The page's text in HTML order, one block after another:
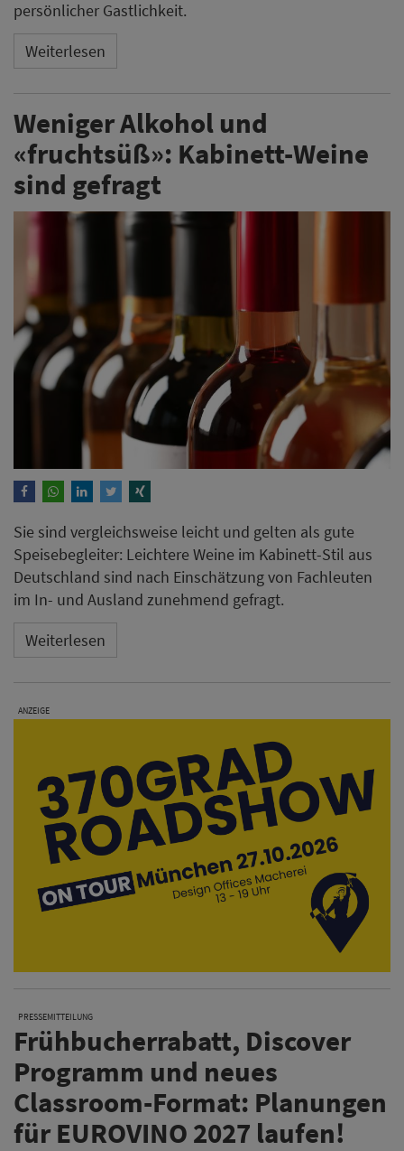
persönlicher Gastlichkeit.
Weiterlesen
Weniger Alkohol und
«fruchtsüß»: Kabinett-Weine
sind gefragt
Sie sind vergleichsweise leicht und gelten als gute
Speisebegleiter: Leichtere Weine im Kabinett-Stil aus
Deutschland sind nach Einschätzung von Fachleuten
im In- und Ausland zunehmend gefragt.
Weiterlesen
ANZEIGE
PRESSEMITTEILUNG
Frühbucherrabatt, Discover
Programm und neues
Classroom-Format: Planungen
für EUROVINO 2027 laufen!